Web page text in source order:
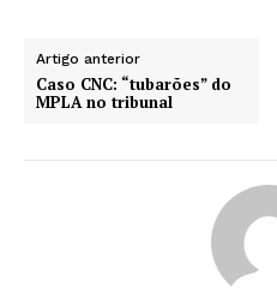
Artigo anterior
Caso CNC: “tubarões” do
MPLA no tribunal